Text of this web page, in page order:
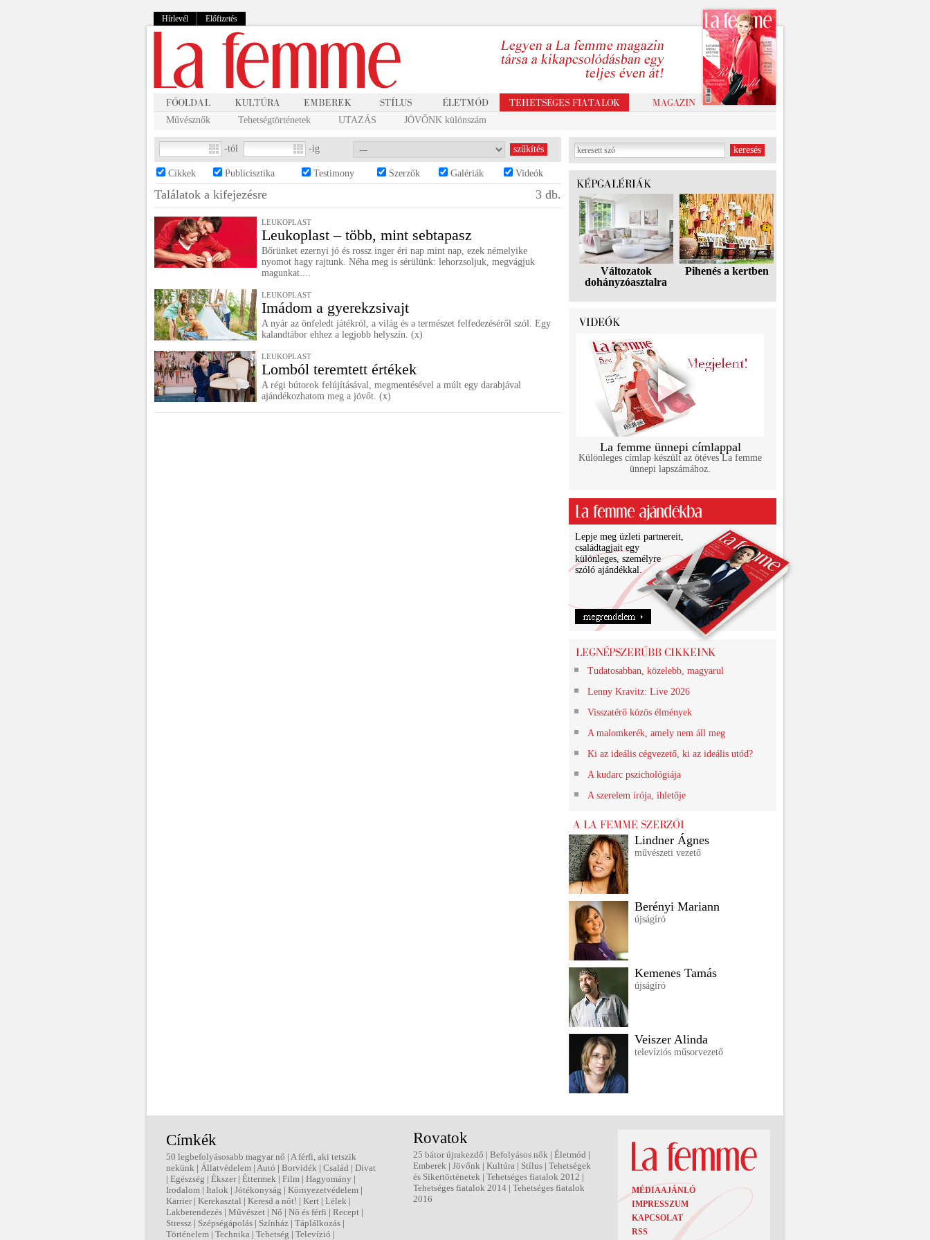
Hírlevél Előfizetés
Művésznők Tehetségtörténetek UTAZÁS JÖVŐNK különszám
-tól -ig
Cikkek Publicisztika Testimony Szerzők Galériák Videók
Találatok a kifejezésre 3 db.
LEUKOPLAST
Leukoplast – több, mint sebtapasz
Bőrünket ezernyi jó és rossz inger éri nap mint nap, ezek némelyike
nyomot hagy rajtunk. Néha meg is sérülünk: lehorzsoljuk, megvágjuk
magunkat....
LEUKOPLAST
Imádom a gyerekzsivajt
A nyár az önfeledt játékról, a világ és a természet felfedezéséről szól. Egy
kalandtábor ehhez a legjobb helyszín. (x)
LEUKOPLAST
Lomból teremtett értékek
A régi bútorok felújításával, megmentésével a múlt egy darabjával
ajándékozhatom meg a jövőt. (x)
Változatok
dohányzóasztalra
Pihenés a kertben
La femme ünnepi címlappal
Különleges címlap készült az ötéves La femme
ünnepi lapszámához.
Lepje meg üzleti partnereit,
családtagjait egy
különleges, személyre
szóló ajándékkal.
Tudatosabban, közelebb, magyarul
Lenny Kravitz: Live 2026
Visszatérő közös élmények
A malomkerék, amely nem áll meg
Ki az ideális cégvezető, ki az ideális utód?
A kudarc pszichológiája
A szerelem írója, ihletője
Lindner Ágnes
művészeti vezető
Berényi Mariann
újságíró
Kemenes Tamás
újságíró
Veiszer Alinda
televíziós műsorvezető
Címkék
50 legbefolyásosabb magyar nő | A férfi, aki tetszik
nekünk | Állatvédelem | Autó | Borvidék | Család | Divat
| Egészség | Ékszer| Éttermek | Film | Hagyomány |
Irodalom | Italok | Jótékonyság | Környezetvédelem |
Karrier| Kerekasztal | Keresd a nőt! | Kert | Lélek |
Lakberendezés | Művészet | Nő | Nő és férfi | Recept |
Stressz | Szépségápolás | Színház | Táplálkozás |
Történelem | Technika | Tehetség | Televízió |
Rovatok
25 bátor újrakezdő | Befolyásos nők | Életmód |
Emberek | Jövőnk | Kultúra | Stílus | Tehetségek
és Sikertörténetek | Tehetséges fiatalok 2012 |
Tehetséges fiatalok 2014 | Tehetséges fiatalok
2016
MÉDIAAJÁNLÓ
IMPRESSZUM
KAPCSOLAT
RSS